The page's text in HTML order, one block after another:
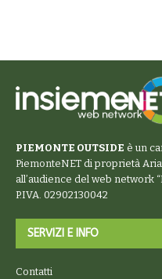
PIEMONTE OUTSIDE è un
PiemonteNET di proprietà
all’audience del web network “
P.IVA. 02902130042
SERVIZI E INFO
Contatti